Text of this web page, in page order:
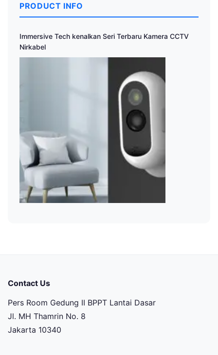
PRODUCT INFO
Immersive Tech kenalkan Seri Terbaru Kamera CCTV
Nirkabel
Contact Us
Pers Room Gedung II BPPT Lantai Dasar
Jl. MH Thamrin No. 8
Jakarta 10340